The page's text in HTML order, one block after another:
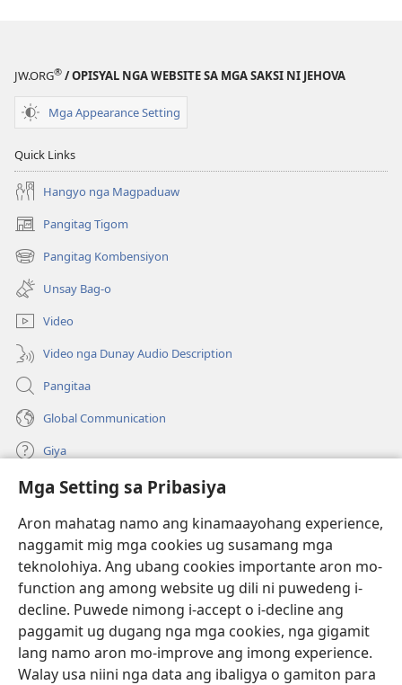
Mga Setting sa Pribasiya
Aron mahatag namo ang kinamaayohang experience,
naggamit mig mga cookies ug susamang mga
teknolohiya. Ang ubang cookies importante aron mo-
function ang among website ug dili ni puwedeng i-
decline. Puwede nimong i-accept o i-decline ang
paggamit ug dugang nga mga cookies, nga gigamit
lang namo aron mo-improve ang imong experience.
Walay usa niini nga data ang ibaligya o gamiton para
Translation
Translation
JW.ORG® / OPISYAL NGA WEBSITE SA MGA SAKSI NI JEHOVA
Mga Appearance Setting
Quick Links
Hangyo nga Magpaduaw
Pangitag Tigom
(mo-
open
ug
bag-
ong
window)
Pangitag Kombensiyon
(mo-
open
ug
bag-
ong
window)
Unsay Bag-o
Video
Video nga Dunay Audio Description
Pangitaa
Global Communication
Giya
Donasyon
(mo-
open
bag-
ong
window)
Watchtower ONLINE NGA LIBRARYA
(mo-
open
ug
bag-
window)
JW Hub
(mo-
open
ug
bag-
ong
window)
JW Library
Watchtower Library